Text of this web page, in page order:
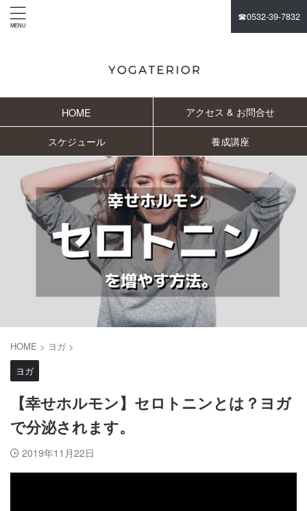
☎︎0532-39-7832
HOME アクセス & お問合せ
スケジュール 養成講座
HOME > ヨガ >
ヨガ
【幸せホルモン】セロトニンとは？ヨガ
で分泌されます。
2019年11月22日